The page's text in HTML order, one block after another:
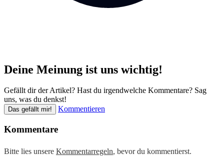
Deine Meinung ist uns wichtig!
Gefällt dir der Artikel? Hast du irgendwelche Kommentare? Sag
uns, was du denkst!
Das gefällt mir! Kommentieren
Kommentare
Bitte lies unsere Kommentarregeln, bevor du kommentierst.